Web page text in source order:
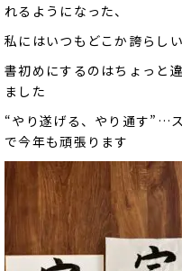
れるようになった、
私にはいつもどこか誇らし
書初めにするのはちょっと
ました
“やり遂げる、やり通す”…
で今年も頑張ります